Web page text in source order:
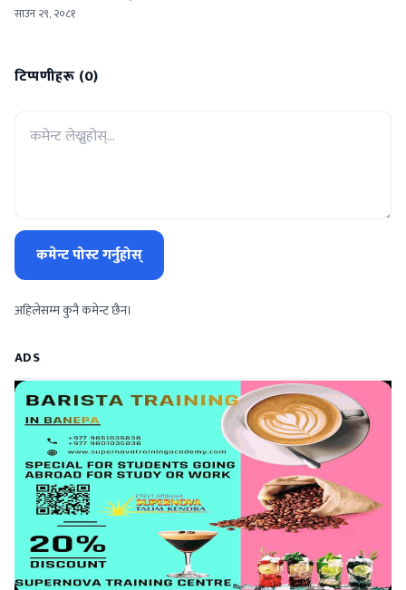
साउन २९, २०८१
टिप्पणीहरू (0)
कमेन्ट पोस्ट गर्नुहोस्
अहिलेसम्म कुनै कमेन्ट छैन।
ADS